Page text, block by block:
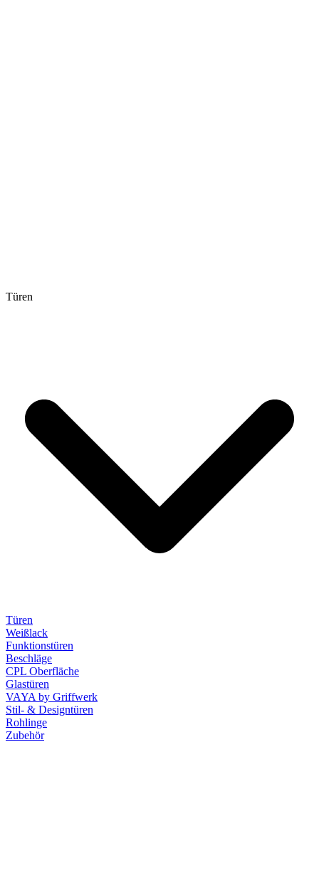
Türen
Türen
Weißlack
Funktionstüren
Beschläge
CPL Oberfläche
Glastüren
VAYA by Griffwerk
Stil- & Designtüren
Rohlinge
Zubehör